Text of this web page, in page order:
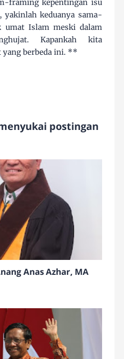
framing kepentingan isu
yakinlah keduanya sama-
umat Islam meski dalam
Kapankah kita
yang berbeda ini. **
postingan
Anas Azhar, MA